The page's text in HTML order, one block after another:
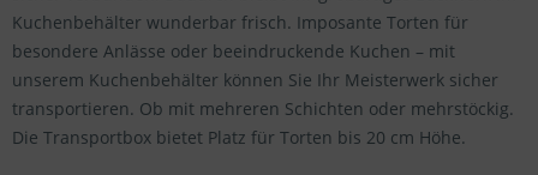
Kuchenbehälter wunderbar frisch. Imposante Torten für
besondere Anlässe oder beeindruckende Kuchen – mit
unserem Kuchenbehälter können Sie Ihr Meisterwerk sicher
transportieren. Ob mit mehreren Schichten oder mehrstöckig.
Die Transportbox bietet Platz für Torten bis 20 cm Höhe.